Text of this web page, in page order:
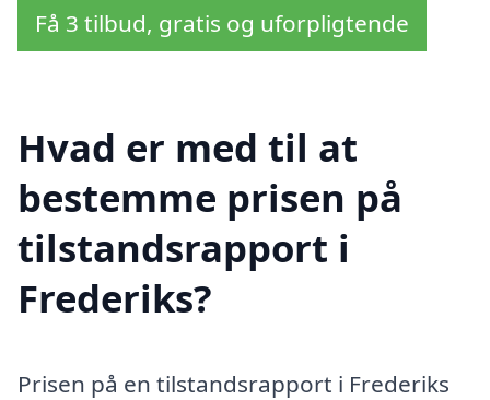
Få 3 tilbud, gratis og uforpligtende
Hvad er med til at
bestemme prisen på
tilstandsrapport i
Frederiks?
Prisen på en tilstandsrapport i Frederiks